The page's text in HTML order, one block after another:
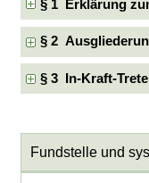
§ 1 Erklärung
§ 2
§ 3 In-Kraft-
Fundstelle und